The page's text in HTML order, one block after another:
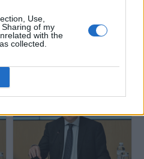
Use,
of my
with the
collected.
Κ.Χατζηδάκης: Πρέπει να
είμαστε διπλά προσεκτικοί για
τα μέτρα στήριξης, απέναντι